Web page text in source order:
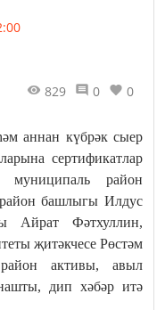
829 0 0
аннан күбрәк сыер
сертификатлар
район
башлыгы Илдус
Айрат Фәтхуллин,
җитәкчесе Рөстәм
активы, авыл
дип хәбәр итә